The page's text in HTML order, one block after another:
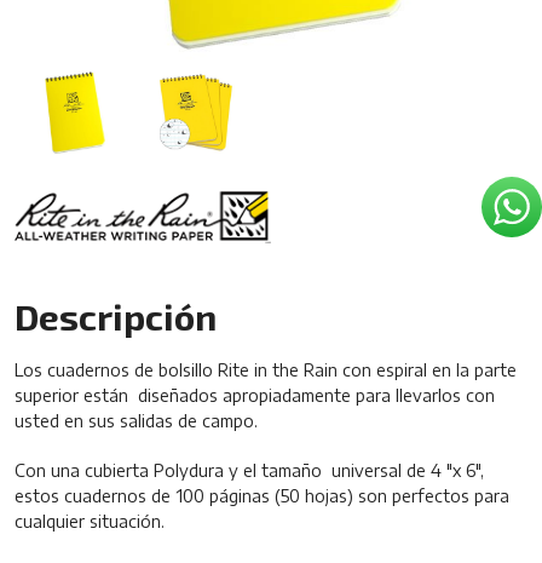
Descripción
Los cuadernos de bolsillo Rite in the Rain con espiral en la parte
superior están diseñados apropiadamente para llevarlos con
usted en sus salidas de campo.
Con una cubierta Polydura y el tamaño universal de 4 "x 6",
estos cuadernos de 100 páginas (50 hojas) son perfectos para
cualquier situación.